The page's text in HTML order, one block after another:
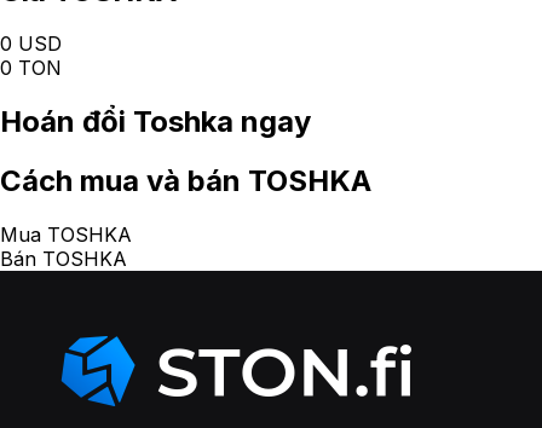
0 USD
0 TON
Hoán đổi Toshka ngay
Cách mua và bán TOSHKA
Mua TOSHKA
Bán TOSHKA